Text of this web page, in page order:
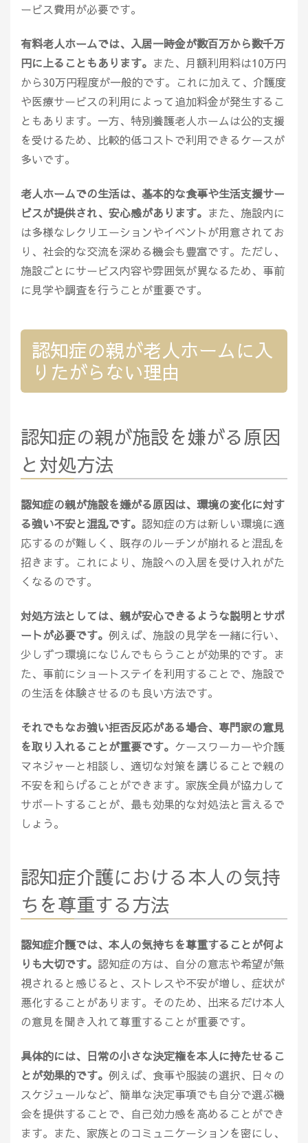
ービス費用が必要です。
有料老人ホームでは、入居一時金が数百万から数千万
円に上ることもあります。 また、月額利用料は10万円
から30万円程度が一般的です。これに加えて、介護度
や医療サービスの利用によって追加料金が発生するこ
ともあります。一方、特別養護老人ホームは公的支援
を受けるため、比較的低コストで利用できるケースが
多いです。
老人ホームでの生活は、基本的な食事や生活支援サー
ビスが提供され、安心感があります。 また、施設内に
は多様なレクリエーションやイベントが用意されてお
り、社会的な交流を深める機会も豊富です。ただし、
施設ごとにサービス内容や雰囲気が異なるため、事前
に見学や調査を行うことが重要です。
認知症の親が老人ホームに入
りたがらない理由
認知症の親が施設を嫌がる原因
と対処方法
認知症の親が施設を嫌がる原因は、環境の変化に対す
る強い不安と混乱です。 認知症の方は新しい環境に適
応するのが難しく、既存のルーチンが崩れると混乱を
招きます。これにより、施設への入居を受け入れがた
くなるのです。
対処方法としては、親が安心できるような説明とサポ
ートが必要です。 例えば、施設の見学を一緒に行い、
少しずつ環境になじんでもらうことが効果的です。ま
た、事前にショートステイを利用することで、施設で
の生活を体験させるのも良い方法です。
それでもなお強い拒否反応がある場合、専門家の意見
を取り入れることが重要です。 ケースワーカーや介護
マネジャーと相談し、適切な対策を講じることで親の
不安を和らげることができます。家族全員が協力して
サポートすることが、最も効果的な対処法と言えるで
しょう。
認知症介護における本人の気持
ちを尊重する方法
認知症介護では、本人の気持ちを尊重することが何よ
りも大切です。 認知症の方は、自分の意志や希望が無
視されると感じると、ストレスや不安が増し、症状が
悪化することがあります。そのため、出来るだけ本人
の意見を聞き入れて尊重することが重要です。
具体的には、日常の小さな決定権を本人に持たせるこ
とが効果的です。 例えば、食事や服装の選択、日々の
スケジュールなど、簡単な決定事項でも自分で選ぶ機
会を提供することで、自己効力感を高めることができ
ます。また、家族とのコミュニケーションを密にし、